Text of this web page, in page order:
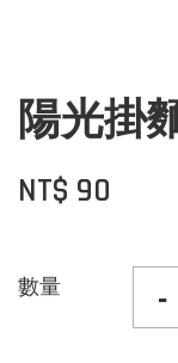
陽光掛
NT$ 90
數量 -